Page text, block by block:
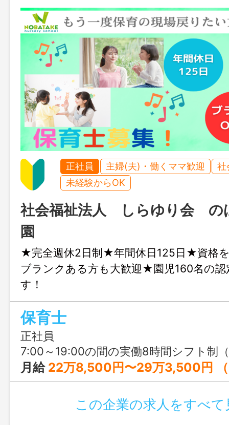
正社員 主婦(夫)・働くママ歓迎
社
未経験からOK
社会福祉法人 しらゆり会 の
園
★完全週休2日制★年間休日125日★資格
ブランクある方も大歓迎★園児160名の
す！
保育士
正社員
7:00～19:00の間の実働8時間シフト制（休憩60分） ・シフト例 7:30～16:30 8:00～
月給 22万8,500円〜29万3,500円 （25万8,500円～32万
この企業の求人をすべて